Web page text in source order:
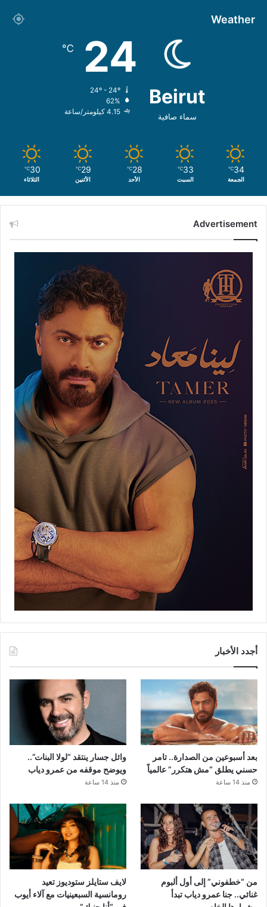
Weather
Beirut
سماء صافية
24
℃
62%
4.15 كيلومتر/ساعة
34
℃
الجمعة
33
℃
السبت
28
℃
الأحد
29
℃
الأثنين
30
℃
الثلاثاء
Advertisement
أجدد الأخبار
بعد أسبوعين من الصدارة.. تامر
حسني يطلق “مش هتكرر” عالمياً
منذ 14 ساعة
وائل جسار ينتقد “لولا البنات”..
ويوضح موقفه من عمرو دياب
منذ 14 ساعة
من “خطفوني” إلى أول ألبوم
غنائي.. جنا عمرو دياب تبدأ
لايف ستايلز ستوديوز تعيد
رومانسية السبعينيات مع آلاء أيوب